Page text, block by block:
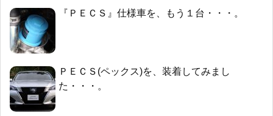
『ＰＥＣＳ』仕様車を、もう１台・・・。
ＰＥＣＳ(ペックス)を、装着してみまし
た・・・。